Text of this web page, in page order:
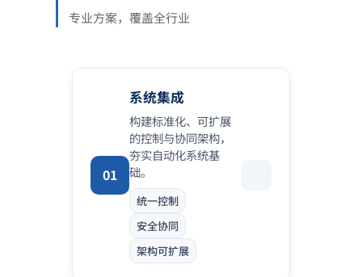
专业方案，覆盖全行业
01
系统集成
构建标准化、可扩展
的控制与协同架构，
夯实自动化系统基
础。
统一控制
安全协同
架构可扩展